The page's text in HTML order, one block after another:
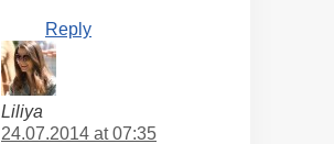
Reply
Liliya
24.07.2014 at 07:35